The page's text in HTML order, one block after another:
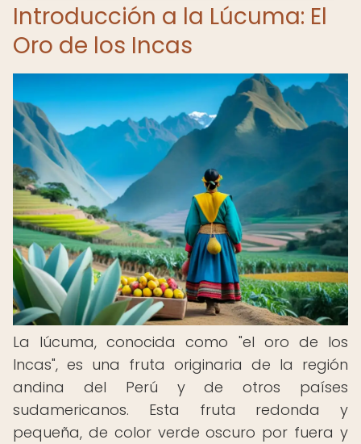
Introducción a la Lúcuma: El
Oro de los Incas
La lúcuma, conocida como "el oro de los
Incas", es una fruta originaria de la región
andina del Perú y de otros países
sudamericanos. Esta fruta redonda y
pequeña, de color verde oscuro por fuera y